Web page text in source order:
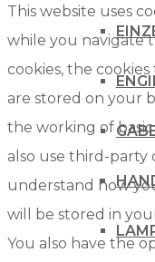
This website uses
while you navigate
cookies, the
are stored on your
the working of
also use third-party
understand how
will be stored in
You also have the